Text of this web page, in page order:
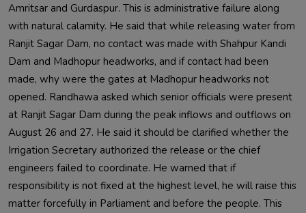
Amritsar and Gurdaspur. This is administrative failure along
with natural calamity. He said that while releasing water from
Ranjit Sagar Dam, no contact was made with Shahpur Kandi
Dam and Madhopur headworks, and if contact had been
made, why were the gates at Madhopur headworks not
opened. Randhawa asked which senior officials were present
at Ranjit Sagar Dam during the peak inflows and outflows on
August 26 and 27. He said it should be clarified whether the
Irrigation Secretary authorized the release or the chief
engineers failed to coordinate. He warned that if
responsibility is not fixed at the highest level, he will raise this
matter forcefully in Parliament and before the people. This